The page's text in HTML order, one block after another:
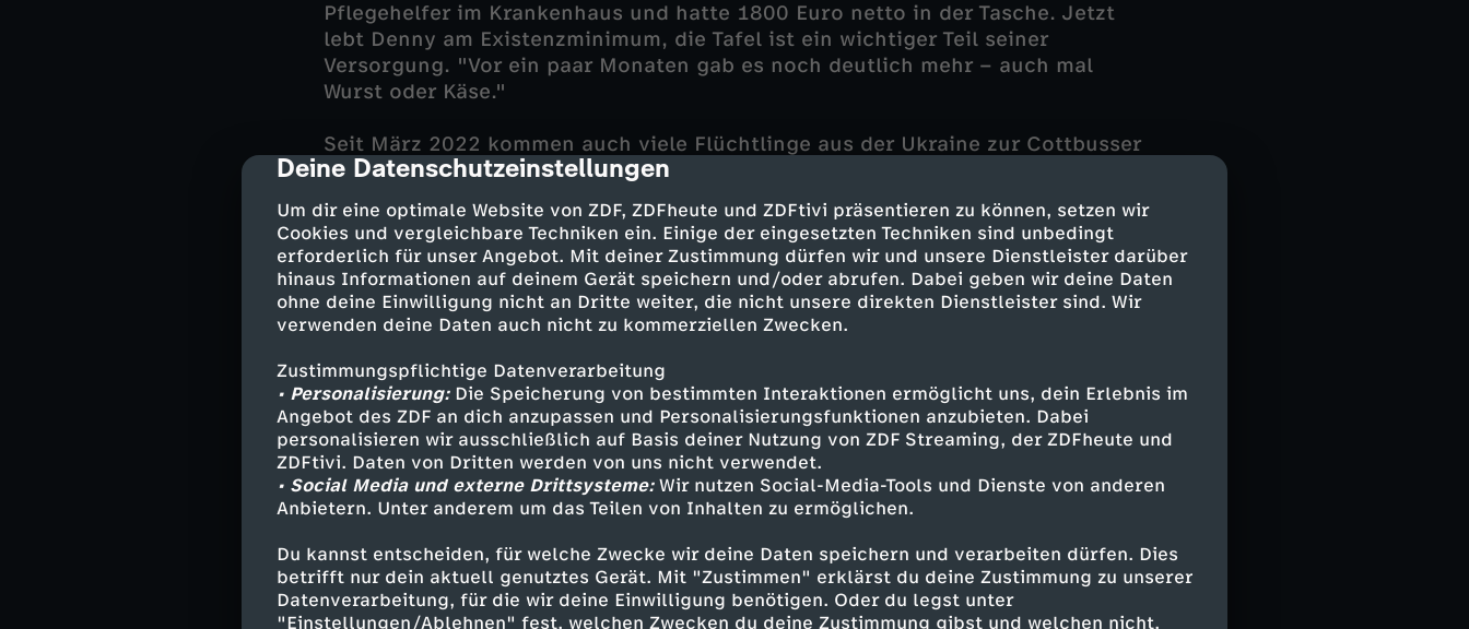
cmp-dialog-description
Deine Datenschutzeinstellungen
Um dir eine optimale Website von ZDF, ZDFheute und ZDFtivi präsentieren zu können, setzen wir
Cookies und vergleichbare Techniken ein. Einige der eingesetzten Techniken sind unbedingt
erforderlich für unser Angebot. Mit deiner Zustimmung dürfen wir und unsere Dienstleister darüber
hinaus Informationen auf deinem Gerät speichern und/oder abrufen. Dabei geben wir deine Daten
ohne deine Einwilligung nicht an Dritte weiter, die nicht unsere direkten Dienstleister sind. Wir
verwenden deine Daten auch nicht zu kommerziellen Zwecken.
Zustimmungspflichtige Datenverarbeitung
• Personalisierung:Die Speicherung von bestimmten Interaktionen ermöglicht uns, dein Erlebnis im
Angebot des ZDF an dich anzupassen und Personalisierungsfunktionen anzubieten. Dabei
personalisieren wir ausschließlich auf Basis deiner Nutzung von ZDF Streaming, der ZDFheute und
ZDFtivi. Daten von Dritten werden von uns nicht verwendet.
• Social Media und externe Drittsysteme:Wir nutzen Social-Media-Tools und Dienste von anderen
Anbietern. Unter anderem um das Teilen von Inhalten zu ermöglichen.
Du kannst entscheiden, für welche Zwecke wir deine Daten speichern und verarbeiten dürfen. Dies
betrifft nur dein aktuell genutztes Gerät. Mit "Zustimmen" erklärst du deine Zustimmung zu unserer
Datenverarbeitung, für die wir deine Einwilligung benötigen. Oder du legst unter
"Einstellungen/Ablehnen" fest, welchen Zwecken du deine Zustimmung gibst und welchen nicht.
Pflegehelfer im Krankenhaus und hatte 1800 Euro netto in der Tasche. Jetzt
lebt Denny am Existenzminimum, die Tafel ist ein wichtiger Teil seiner
Versorgung. "Vor ein paar Monaten gab es noch deutlich mehr – auch mal
Wurst oder Käse."
Seit März 2022 kommen auch viele Flüchtlinge aus der Ukraine zur Cottbusser
Tafel. "Wenn plötzlich nicht mehr so viel da ist, bleibt das natürlich nicht ohne
in Gruppen aufgeteilt: Rentner, Ukrainer, Arbeitende et cetera. "So haben wir
weniger Ärger."
Über 2,5 Millionen Menschen in Deutschland beziehen regelmäßig
Lebensmittel von den Tafeln. Vor allem Arbeitslose, Rentner, Alleinerziehende
Armutsbekämpfung. Das war eigentlich nie so vorgesehen. "Ursprünglich
waren wir mal Lebensmittelretter und nicht Teil des Sozialsystems", sagt Inan
Middelhoff. Er leitet die Tafel in Köln-Mühlheim. Er ärgert sich darüber, dass
diese Einrichtungen als selbstverständlich wahrgenommen werden – von
Politik und Behörden. Wie viele andere Tafeln in Deutschland auch, kommen
sie in Köln-Mühlheim immer mehr an ihre Grenzen. Denn nicht nur die Zahl der
knapper.
Tafeln und Suppenküchen werden ausschließlich von Spenden getragen. Vor